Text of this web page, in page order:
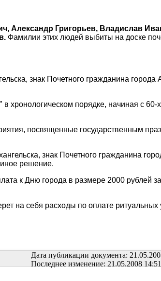
Александр Григорьев, Владислав
Фамилии этих людей выбиты на доске
знак Почетного гражданина города
хронологическом порядке, начиная с 60-
посвященные государственным
знак Почетного гражданина
решение.
к Дню города в размере 2000 рублей за
на себя расходы по оплате ритуальных
Дата публикации документа:
Последнее изменение: 21.05.2008